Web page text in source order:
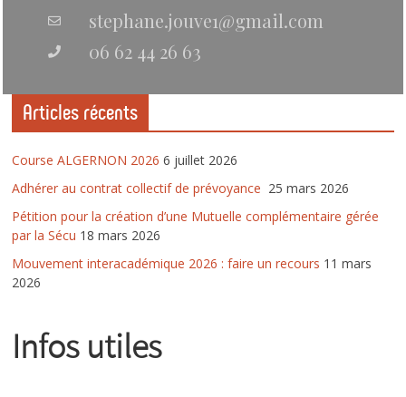
stephane.jouve1@gmail.com
06 62 44 26 63
Articles récents
Course ALGERNON 2026 6 juillet 2026
Adhérer au contrat collectif de prévoyance 25 mars 2026
Pétition pour la création d’une Mutuelle complémentaire gérée
par la Sécu 18 mars 2026
Mouvement interacadémique 2026 : faire un recours 11 mars
2026
Infos utiles